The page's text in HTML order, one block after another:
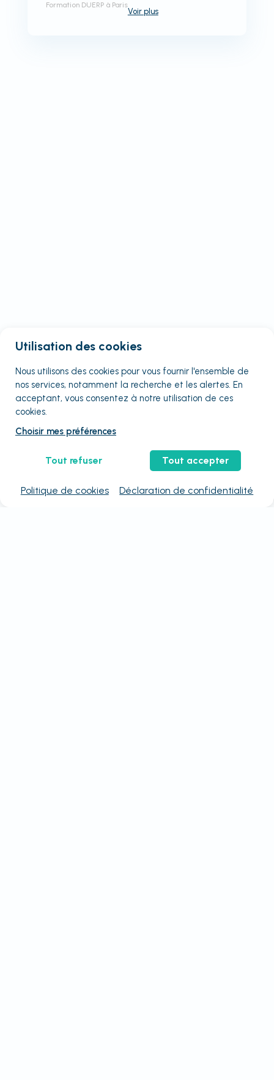
Formation DUERP à Paris
Voir plus
Utilisation des cookies
Nous utilisons des cookies pour vous fournir l'ensemble de
nos services, notamment la recherche et les alertes. En
acceptant, vous consentez à notre utilisation de ces
cookies.
Choisir mes préférences
Tout refuser Tout accepter
Politique de cookies Déclaration de confidentialité